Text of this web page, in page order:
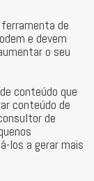
de
e devem
o seu
conteúdo que
conteúdo de
de
los a gerar mais